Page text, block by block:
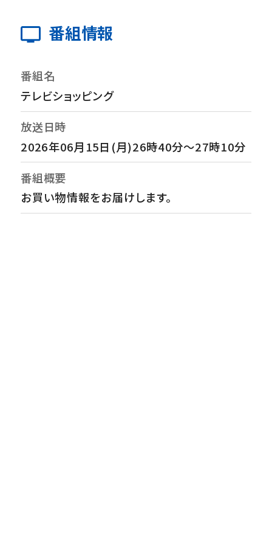
番組情報
番組名
テレビショッピング
放送日時
2026年06月15日(月)26時40分～27時10分
番組概要
お買い物情報をお届けします。